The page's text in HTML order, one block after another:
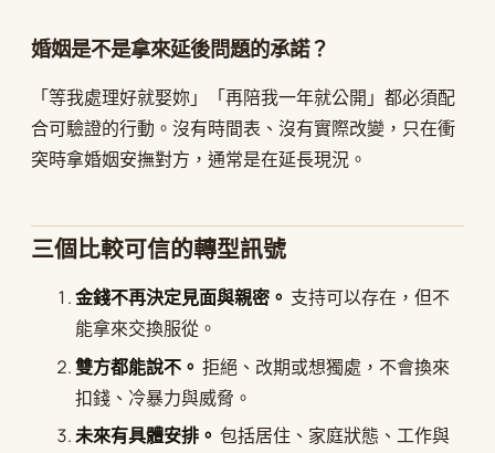
婚姻是不是拿來延後問題的承諾？
「等我處理好就娶妳」「再陪我一年就公開」都必須配
合可驗證的行動。沒有時間表、沒有實際改變，只在衝
突時拿婚姻安撫對方，通常是在延長現況。
三個比較可信的轉型訊號
金錢不再決定見面與親密。 支持可以存在，但不
能拿來交換服從。
雙方都能說不。 拒絕、改期或想獨處，不會換來
扣錢、冷暴力與威脅。
未來有具體安排。 包括居住、家庭狀態、工作與